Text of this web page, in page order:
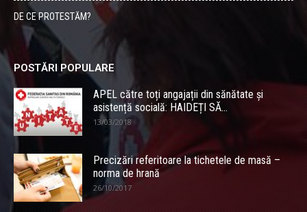
DE CE PROTESTĂM?
POSTĂRI POPULARE
APEL către toți angajații din sănătate și
asistență socială: HAIDEȚI SĂ...
13/03/2018
Precizări referitoare la tichetele de masă –
norma de hrană
26/10/2017